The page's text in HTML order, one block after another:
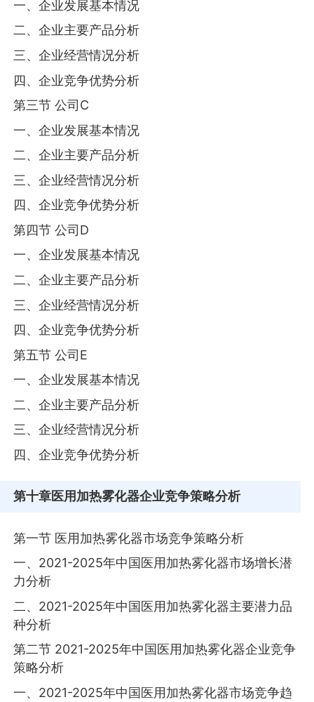
一、企业发展基本情况
二、企业主要产品分析
三、企业经营情况分析
四、企业竞争优势分析
第三节 公司C
一、企业发展基本情况
二、企业主要产品分析
三、企业经营情况分析
四、企业竞争优势分析
第四节 公司D
一、企业发展基本情况
二、企业主要产品分析
三、企业经营情况分析
四、企业竞争优势分析
第五节 公司E
一、企业发展基本情况
二、企业主要产品分析
三、企业经营情况分析
四、企业竞争优势分析
第十章医用加热雾化器企业竞争策略分析
第一节 医用加热雾化器市场竞争策略分析
一、2021-2025年中国医用加热雾化器市场增长潜
力分析
二、2021-2025年中国医用加热雾化器主要潜力品
种分析
第二节 2021-2025年中国医用加热雾化器企业竞争
策略分析
一、2021-2025年中国医用加热雾化器市场竞争趋